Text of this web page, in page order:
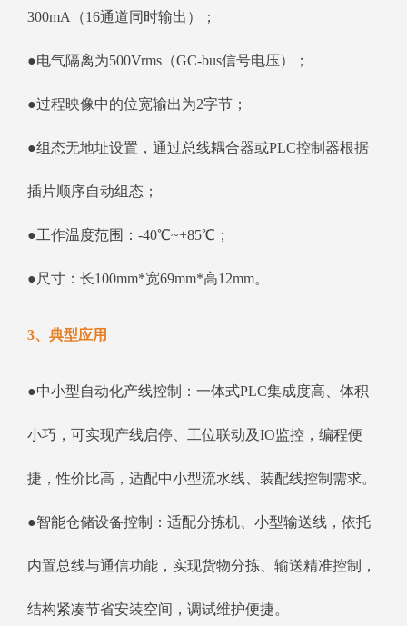
300mA（16通道同时输出）；
●电气隔离为500Vrms（GC-bus信号电压）；
●过程映像中的位宽输出为2字节；
●组态无地址设置，通过总线耦合器或PLC控制器根据
插片顺序自动组态；
●工作温度范围：-40℃~+85℃；
●尺寸：长100mm*宽69mm*高12mm。
3、典型应用
●中小型自动化产线控制：一体式PLC集成度高、体积
小巧，可实现产线启停、工位联动及IO监控，编程便
捷，性价比高，适配中小型流水线、装配线控制需求。
●智能仓储设备控制：适配分拣机、小型输送线，依托
内置总线与通信功能，实现货物分拣、输送精准控制，
结构紧凑节省安装空间，调试维护便捷。